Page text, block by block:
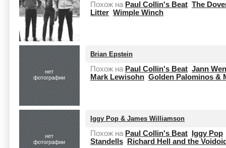
Похож на Paul Collin's Beat The
Litter Wimple Winch
нет
фотографии
Brian Epstein
Похож на Paul Collin's Beat Jann
Mark Lewisohn Golden Palominos &
нет
фотографии
Iggy Pop & James Williamson
Похож на Paul Collin's Beat
Iggy Pop
Standells
Richard Hell and the